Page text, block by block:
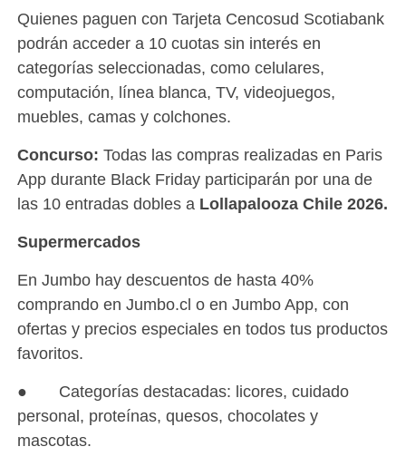
Quienes paguen con Tarjeta Cencosud Scotiabank
podrán acceder a 10 cuotas sin interés en
categorías seleccionadas, como celulares,
computación, línea blanca, TV, videojuegos,
muebles, camas y colchones.
Concurso: Todas las compras realizadas en Paris
App durante Black Friday participarán por una de
las 10 entradas dobles a Lollapalooza Chile 2026.
Supermercados
En Jumbo hay descuentos de hasta 40%
comprando en Jumbo.cl o en Jumbo App, con
ofertas y precios especiales en todos tus productos
favoritos.
● Categorías destacadas: licores, cuidado
personal, proteínas, quesos, chocolates y
mascotas.